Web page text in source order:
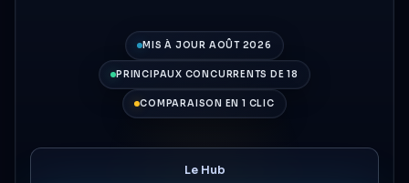
MIS À JOUR AOÛT 2026
PRINCIPAUX CONCURRENTS DE 18
COMPARAISON EN 1 CLIC
Le Hub